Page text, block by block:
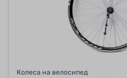
Колеса на велосипед